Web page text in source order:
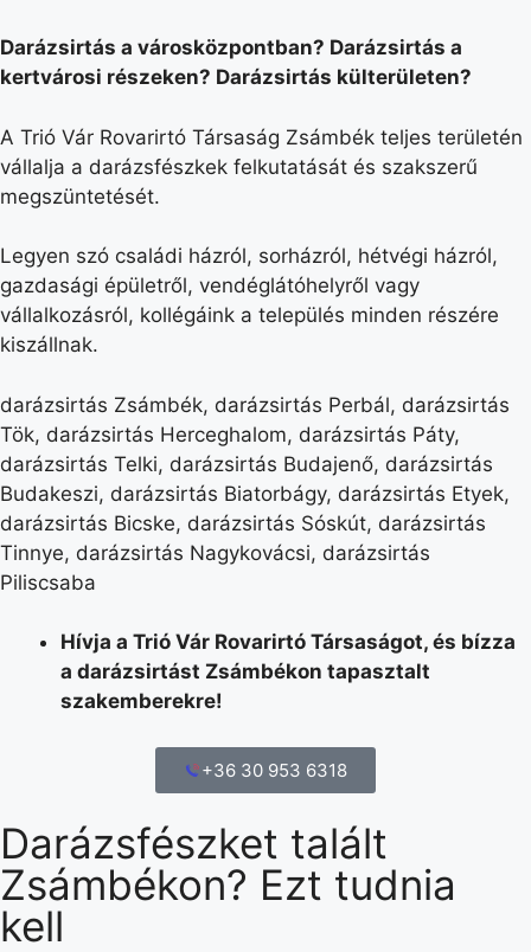
Darázsirtás a városközpontban? Darázsirtás a
kertvárosi részeken? Darázsirtás külterületen?
A Trió Vár Rovarirtó Társaság Zsámbék teljes területén
vállalja a darázsfészkek felkutatását és szakszerű
megszüntetését.
Legyen szó családi házról, sorházról, hétvégi házról,
gazdasági épületről, vendéglátóhelyről vagy
vállalkozásról, kollégáink a település minden részére
kiszállnak.
darázsirtás Zsámbék, darázsirtás Perbál, darázsirtás
Tök, darázsirtás Herceghalom, darázsirtás Páty,
darázsirtás Telki, darázsirtás Budajenő, darázsirtás
Budakeszi, darázsirtás Biatorbágy, darázsirtás Etyek,
darázsirtás Bicske, darázsirtás Sóskút, darázsirtás
Tinnye, darázsirtás Nagykovácsi, darázsirtás
Piliscsaba
Hívja a Trió Vár Rovarirtó Társaságot, és bízza
a darázsirtást Zsámbékon tapasztalt
szakemberekre!
+36 30 953 6318
Darázsfészket talált
Zsámbékon? Ezt tudnia
kell